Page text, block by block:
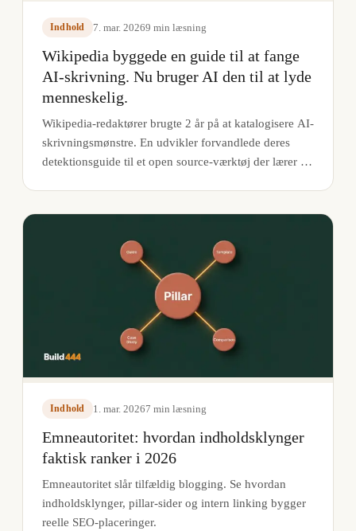
Indhold 7. mar. 20269 min læsning
Wikipedia byggede en guide til at fange
AI-skrivning. Nu bruger AI den til at lyde
menneskelig.
Wikipedia-redaktører brugte 2 år på at katalogisere AI-
skrivningsmønstre. En udvikler forvandlede deres
detektionsguide til et open source-værktøj der lærer AI
Indhold 1. mar. 20267 min læsning
Emneautoritet: hvordan indholdsklynger
faktisk ranker i 2026
Emneautoritet slår tilfældig blogging. Se hvordan
indholdsklynger, pillar-sider og intern linking bygger
reelle SEO-placeringer.